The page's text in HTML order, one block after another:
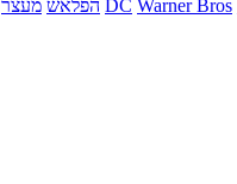
DC Warner Bros הפלאש מעצר